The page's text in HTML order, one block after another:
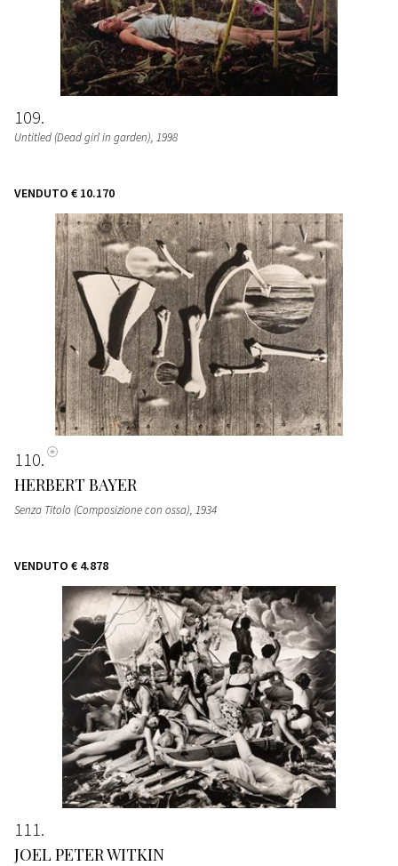
109
Untitled (Dead girl in garden), 1998
VENDUTO € 10.170
110
HERBERT BAYER
Senza Titolo (Composizione con ossa), 1934
VENDUTO € 4.878
111
JOEL PETER WITKIN